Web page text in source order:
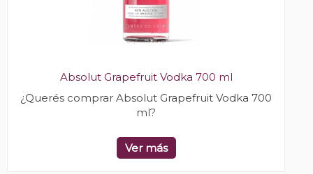
Absolut Grapefruit Vodka 700 ml
¿Querés comprar Absolut Grapefruit Vodka 700
ml?
Ver más